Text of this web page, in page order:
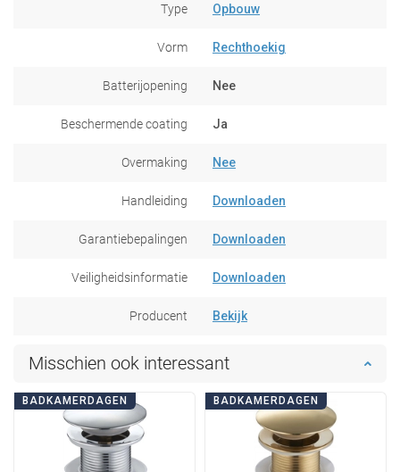
Type Opbouw
Vorm Rechthoekig
Batterijopening Nee
Beschermende coating Ja
Overmaking Nee
Handleiding Downloaden
Garantiebepalingen Downloaden
Veiligheidsinformatie Downloaden
Producent Bekijk
Misschien ook interessant
BADKAMERDAGEN BADKAMERDAGEN